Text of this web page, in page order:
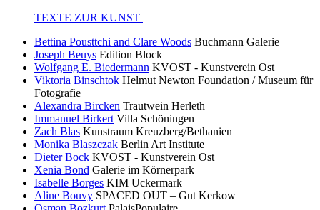
TEXTE ZUR KUNST
Bettina Pousttchi and Clare Woods Buchmann Galerie
Joseph Beuys Edition Block
Wolfgang E. Biedermann KVOST - Kunstverein Ost
Viktoria Binschtok Helmut Newton Foundation / Museum für
Fotografie
Alexandra Bircken Trautwein Herleth
Immanuel Birkert Villa Schöningen
Zach Blas Kunstraum Kreuzberg/Bethanien
Monika Blaszczak Berlin Art Institute
Dieter Bock KVOST - Kunstverein Ost
Xenia Bond Galerie im Körnerpark
Isabelle Borges KIM Uckermark
Aline Bouvy SPACED OUT – Gut Kerkow